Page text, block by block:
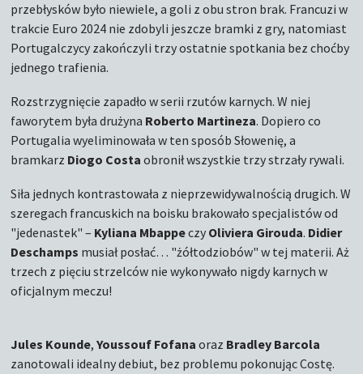
przebłysków było niewiele, a goli z obu stron brak. Francuzi w
trakcie Euro 2024 nie zdobyli jeszcze bramki z gry, natomiast
Portugalczycy zakończyli trzy ostatnie spotkania bez choćby
jednego trafienia.
Rozstrzygnięcie zapadło w serii rzutów karnych. W niej
faworytem była drużyna Roberto Martineza. Dopiero co
Portugalia wyeliminowała w ten sposób Słowenię, a
bramkarz Diogo Costa obronił wszystkie trzy strzały rywali.
Siła jednych kontrastowała z nieprzewidywalnością drugich. W
szeregach francuskich na boisku brakowało specjalistów od
"jedenastek" – Kyliana Mbappeczy Oliviera Girouda. Didier
Deschamps musiał posłać… "żółtodziobów" w tej materii. Aż
trzech z pięciu strzelców nie wykonywało nigdy karnych w
oficjalnym meczu!
Jules Kounde,Youssouf Fofana oraz Bradley Barcola
zanotowali idealny debiut, bez problemu pokonując Costę.